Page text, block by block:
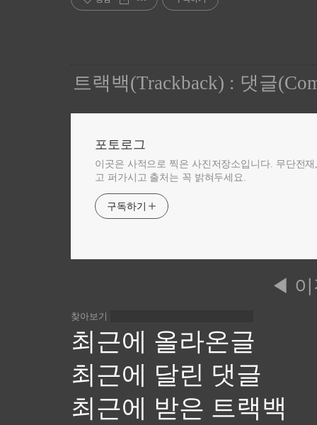
트랙백(Trackback) : 댓글
포토로그
이곳은 사적으로 찍은 사진저장소입니다. 무단전
고 퍼가시고 출처는 꼭 밝혀두세요.
구독하기
◀
찾아보기
최근에 올라온글
최근에 달린 댓글
최근에 받은 트랙백